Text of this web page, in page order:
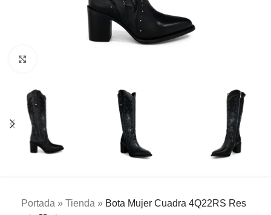
Portada » Tienda » Bota Mujer Cuadra 4Q22RS Res